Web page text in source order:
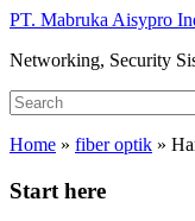
Skip
main
PT. Mabruka Aisypro
Networking, Security
Search
for:
Home » fiber optik »
Start here